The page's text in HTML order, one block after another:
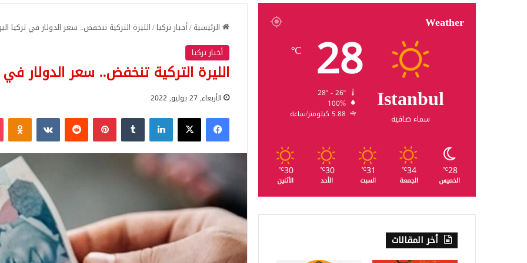
الرئيسية/أخبار تركيا/الليرة التركية تنخفض.. سعر الدولار في تركيا اليوم
أخبار تركيا
الليرة التركية تنخفض.. سعر الدولار في تركيا
الأربعاء, 27 يوليو, 2022
فيسبوك‫X لينكدإن بينتيريست
Weather
Istanbul
سماء صافية
28
℃
100%
5.88 كيلومتر/ساعة
28
℃
الخميس
34
℃
الجمعة
31
℃
السبت
30
℃
الأحد
30
℃
الأثنين
أخر المقالات